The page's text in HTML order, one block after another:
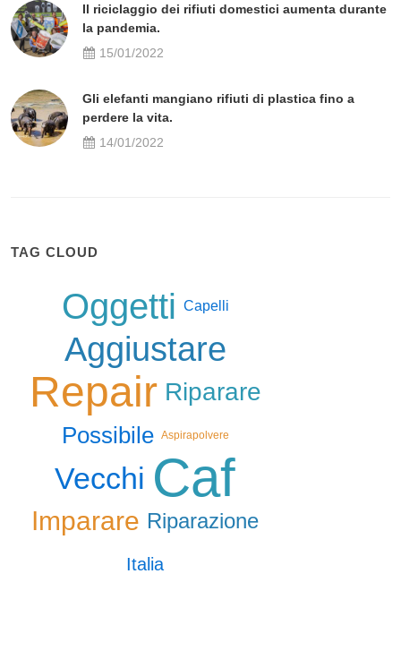
Il riciclaggio dei rifiuti domestici aumenta durante
la pandemia.
15/01/2022
Gli elefanti mangiano rifiuti di plastica fino a
perdere la vita.
14/01/2022
TAG CLOUD
Oggetti Capelli
Aggiustare
Repair Riparare
Possibile Aspirapolvere
Vecchi Caf
Imparare Riparazione
Italia